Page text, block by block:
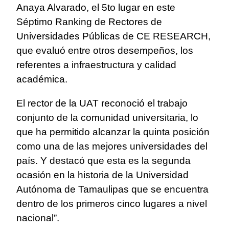
Anaya Alvarado, el 5to lugar en este
Séptimo Ranking de Rectores de
Universidades Públicas de CE RESEARCH,
que evaluó entre otros desempeños, los
referentes a infraestructura y calidad
académica.
El rector de la UAT reconoció el trabajo
conjunto de la comunidad universitaria, lo
que ha permitido alcanzar la quinta posición
como una de las mejores universidades del
país. Y destacó que esta es la segunda
ocasión en la historia de la Universidad
Autónoma de Tamaulipas que se encuentra
dentro de los primeros cinco lugares a nivel
nacional”.